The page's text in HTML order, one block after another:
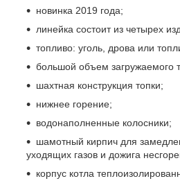
новинка 2019 года;
линейка состоит из четырех
топливо: уголь, дрова или
большой объем загружаемого
шахтная конструкция топки;
нижнее горение;
водонаполненные колосники;
шамотный кирпич для
уходящих газов и дожига
корпус котла